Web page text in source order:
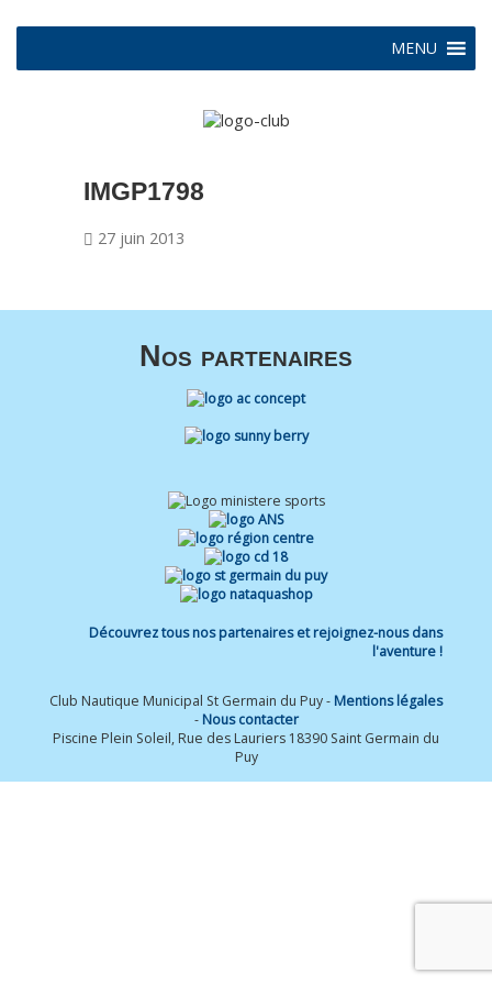
MENU
IMGP1798
27 juin 2013
Nos partenaires
Découvrez tous nos partenaires et rejoignez-nous dans
l'aventure !
Club Nautique Municipal St Germain du Puy - Mentions légales
- Nous contacter
Piscine Plein Soleil, Rue des Lauriers 18390 Saint Germain du
Puy